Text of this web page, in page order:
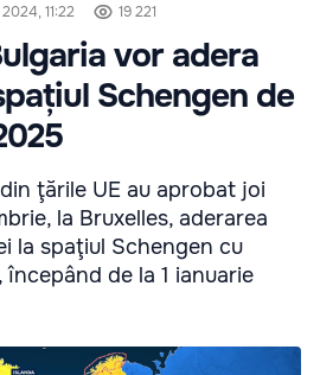
11:22 19 221
vor adera
Schengen de
ţările UE au aprobat joi
la Bruxelles, aderarea
la spaţiul Schengen cu
de la 1 ianuarie